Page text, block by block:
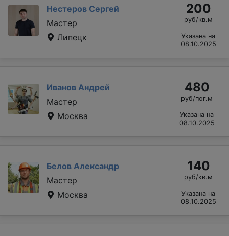
Нестеров Сергей
Мастер
Липецк
200
руб/кв.м
Указана на
08.10.2025
Иванов Андрей
Мастер
Москва
480
руб/пог.м
Указана на
08.10.2025
Белов Александр
Мастер
Москва
140
руб/кв.м
Указана на
08.10.2025